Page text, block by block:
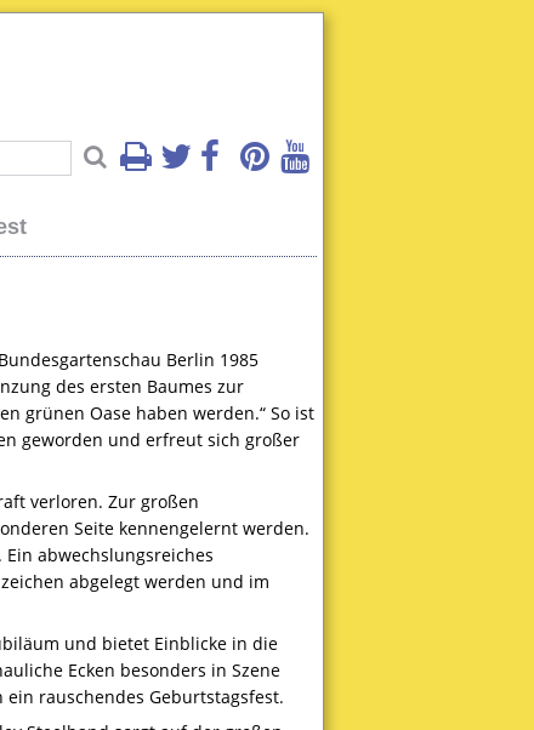
Berlin 1985
des ersten Baumes zur
grünen Oase haben werden.“ So ist
geworden und erfreut sich großer
verloren. Zur großen
Seite kennengelernt werden.
abwechslungsreiches
abgelegt werden und im
und bietet Einblicke in die
Ecken besonders in Szene
rauschendes Geburtstagsfest.